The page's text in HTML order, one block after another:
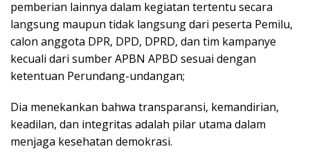
pemberian lainnya dalam kegiatan tertentu secara
langsung maupun tidak langsung dari peserta Pemilu,
calon anggota DPR, DPD, DPRD, dan tim kampanye
kecuali dari sumber APBN APBD sesuai dengan
ketentuan Perundang-undangan;
Dia menekankan bahwa transparansi, kemandirian,
keadilan, dan integritas adalah pilar utama dalam
menjaga kesehatan demokrasi.